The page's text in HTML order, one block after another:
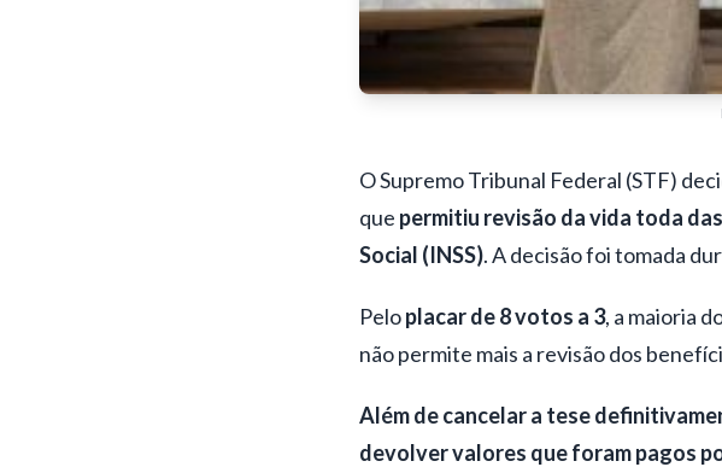
O Supremo Tribunal Federal (STF)
que permitiu revisão da vida toda
Social (INSS). A decisão foi tomada
Peloplacar de 8 votos a 3, a maioria
não permite mais a revisão dos
Além de cancelar a tese
devolver valores que foram pagos